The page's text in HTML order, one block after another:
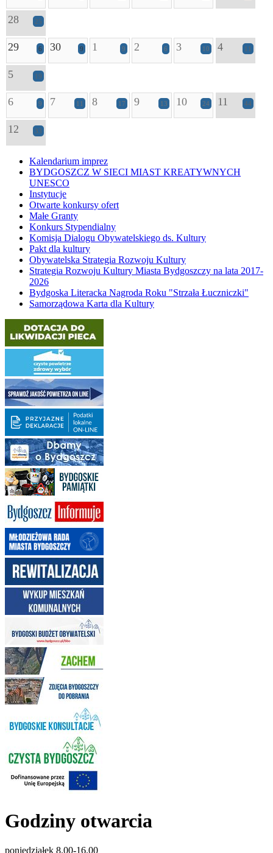
28 25
29 6 30 9 1 9 2 6 3 10 4 11
5 19
6 9 7 11 8 17 9 13 10 24 11 44
12 33
Kalendarium imprez
BYDGOSZCZ W SIECI MIAST KREATYWNYCH
UNESCO
Instytucje
Otwarte konkursy ofert
Małe Granty
Konkurs Stypendialny
Komisja Dialogu Obywatelskiego ds. Kultury
Pakt dla kultury
Obywatelska Strategia Rozwoju Kultury
Strategia Rozwoju Kultury Miasta Bydgoszczy na lata 2017-
2026
Bydgoska Literacka Nagroda Roku "Strzała Łuczniczki"
Samorządowa Karta dla Kultury
Godziny otwarcia
poniedziałek 8.00-16.00